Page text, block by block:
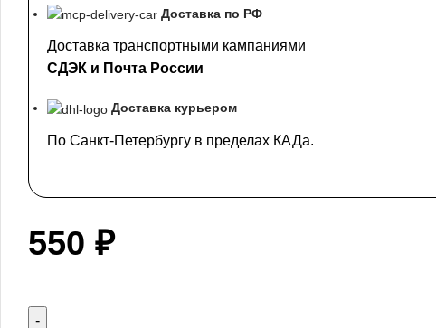
Доставка по РФ
Доставка транспортными кампаниями
СДЭК и Почта России
Доставка курьером
По Санкт-Петербургу в пределах КАДа.
550 ₽